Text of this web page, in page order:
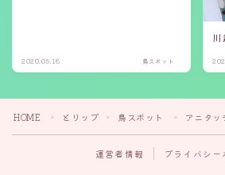
2020.05.18 鳥スポット
HOME ＞ とりップ ＞ 鳥スポット ＞ アニタッ
運営者情報 プライバシー